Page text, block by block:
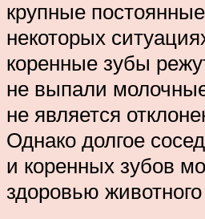
крупные
некоторых
коренные зубы
не выпали
не является
Однако долгое
и коренных зубов
здоровью